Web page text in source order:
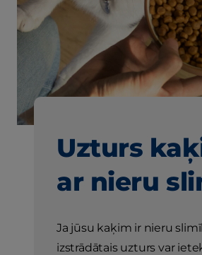
Uzturs
ar nieru
Ja jūsu kaķim ir nieru
izstrādātais uzturs var